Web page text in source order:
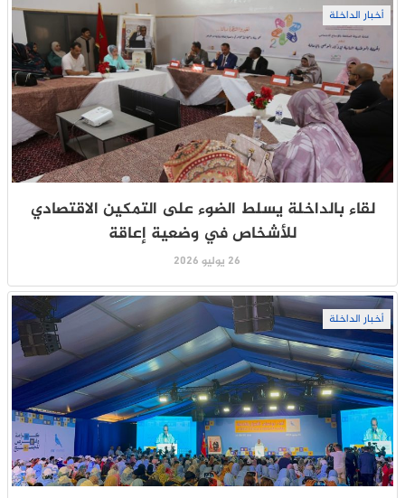
أخبار الداخلة
لقاء بالداخلة يسلط الضوء على التمكين الاقتصادي
للأشخاص في وضعية إعاقة
26 يوليو 2026
أخبار الداخلة